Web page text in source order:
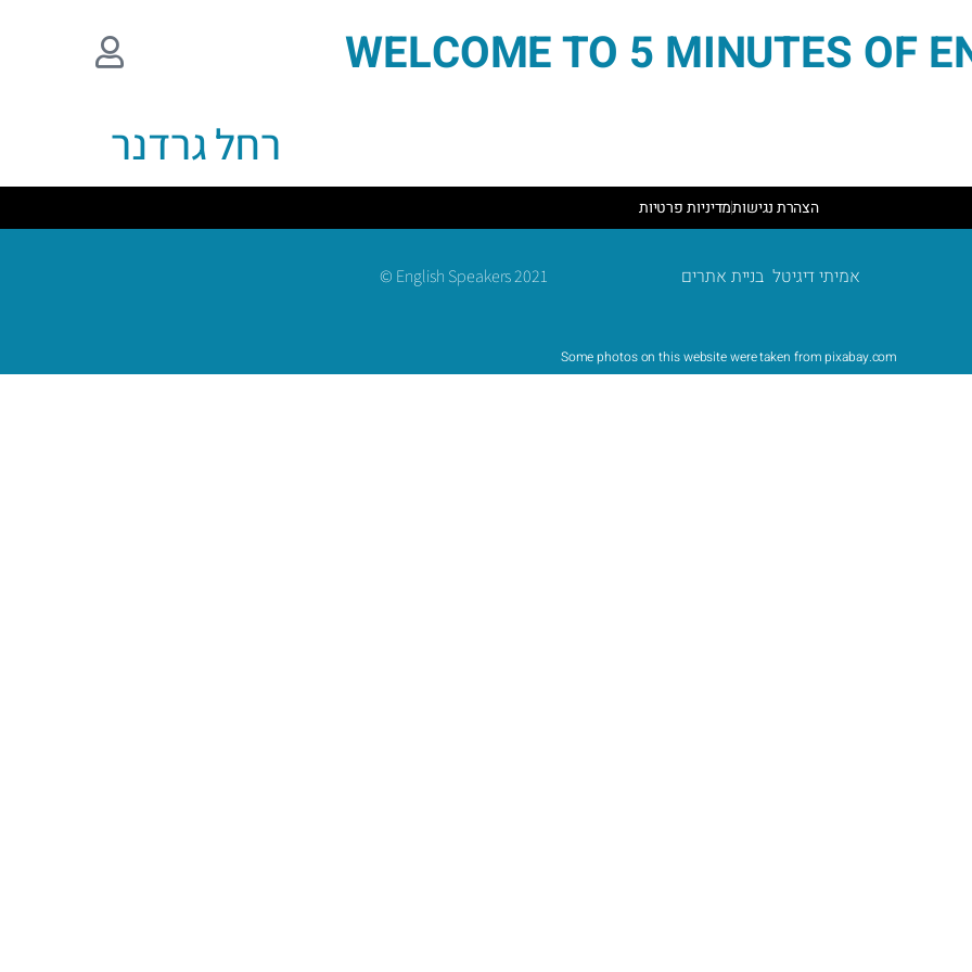
WELCOME TO 5 MINUTES OF
רחל גרדנר
מדיניות פרטיותהצהרת נגישות
© English Speakers 2021
Some photos on this website were taken from pixabay.com